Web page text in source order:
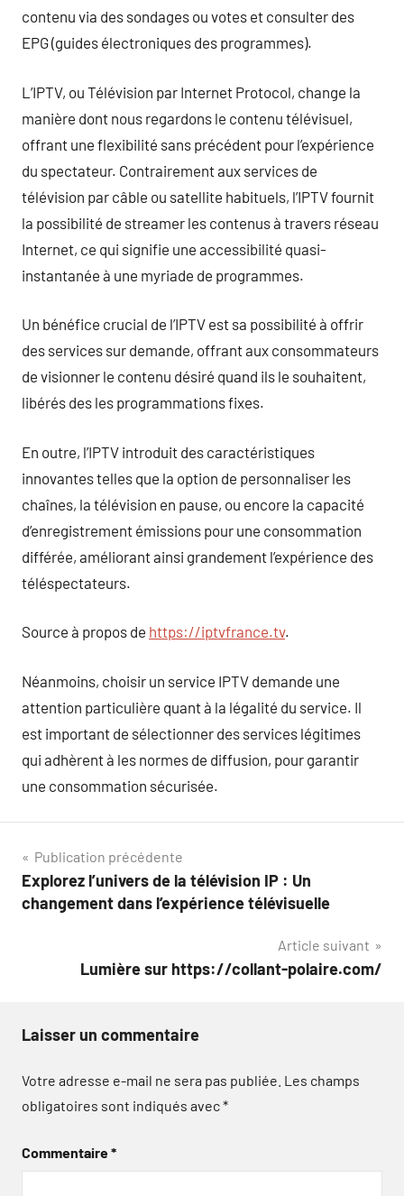
contenu via des sondages ou votes et consulter des
EPG (guides électroniques des programmes).
L’IPTV, ou Télévision par Internet Protocol, change la
manière dont nous regardons le contenu télévisuel,
offrant une flexibilité sans précédent pour l’expérience
du spectateur. Contrairement aux services de
télévision par câble ou satellite habituels, l’IPTV fournit
la possibilité de streamer les contenus à travers réseau
Internet, ce qui signifie une accessibilité quasi-
instantanée à une myriade de programmes.
Un bénéfice crucial de l’IPTV est sa possibilité à offrir
des services sur demande, offrant aux consommateurs
de visionner le contenu désiré quand ils le souhaitent,
libérés des les programmations fixes.
En outre, l’IPTV introduit des caractéristiques
innovantes telles que la option de personnaliser les
chaînes, la télévision en pause, ou encore la capacité
d’enregistrement émissions pour une consommation
différée, améliorant ainsi grandement l’expérience des
téléspectateurs.
Source à propos de https://iptvfrance.tv.
Néanmoins, choisir un service IPTV demande une
attention particulière quant à la légalité du service. Il
est important de sélectionner des services légitimes
qui adhèrent à les normes de diffusion, pour garantir
une consommation sécurisée.
Navigation
de
Publication précédente
Explorez l’univers de la télévision IP : Un
changement dans l’expérience télévisuelle
Article suivant
Lumière sur https://collant-polaire.com/
Laisser un commentaire
Votre adresse e-mail ne sera pas publiée. Les champs
obligatoires sont indiqués avec*
Commentaire*